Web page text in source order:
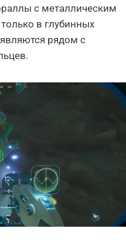
с металлическим
в глубинных
рядом с